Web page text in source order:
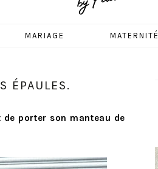
MARIAGE MATERNITÉ
ÉPAULES.
de porter son manteau de